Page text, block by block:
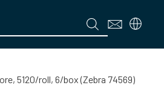
5120/roll, 6/box (Zebra 74569)